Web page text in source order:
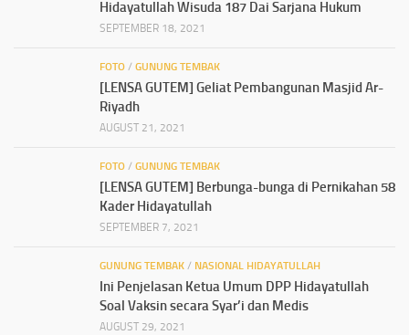
Hidayatullah Wisuda 187 Dai Sarjana Hukum
SEPTEMBER 18, 2021
FOTO / GUNUNG TEMBAK
[LENSA GUTEM] Geliat Pembangunan Masjid Ar-
Riyadh
AUGUST 21, 2021
FOTO / GUNUNG TEMBAK
[LENSA GUTEM] Berbunga-bunga di Pernikahan 58
Kader Hidayatullah
SEPTEMBER 7, 2021
GUNUNG TEMBAK / NASIONAL HIDAYATULLAH
Ini Penjelasan Ketua Umum DPP Hidayatullah
Soal Vaksin secara Syar’i dan Medis
AUGUST 29, 2021